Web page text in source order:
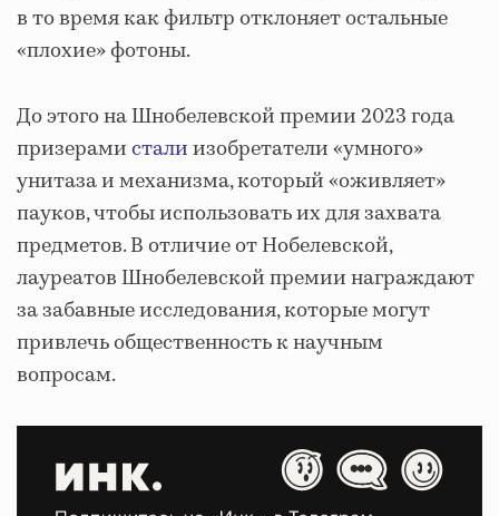
в то время как фильтр отклоняет остальные
«плохие» фотоны.
До этого на Шнобелевской премии 2023 года
призерамисталиизобретатели «умного»
унитаза и механизма, который «оживляет»
пауков, чтобы использовать их для захвата
предметов. В отличие от Нобелевской,
лауреатов Шнобелевской премии награждают
за забавные исследования, которые могут
привлечь общественность к научным
вопросам.